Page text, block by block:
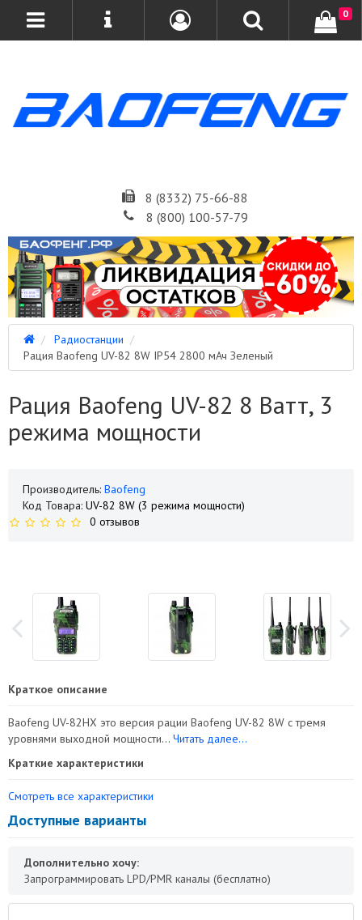
8 (8332) 75-66-88
8 (800) 100-57-79
0
Радиостанции
Рация Baofeng UV-82 8W IP54 2800 мАч Зеленый
Рация Baofeng UV-82 8 Ватт, 3
режима мощности
Производитель: Baofeng
Код Товара: UV-82 8W (3 режима мощности)
0 отзывов
Краткое описание
Baofeng UV-82HX это версия рации Baofeng UV-82 8W с тремя
уровнями выходной мощности... Читать далее...
Краткие характеристики
Смотреть все характеристики
Доступные варианты
Дополнительно хочу:
Запрограммировать LPD/PMR каналы (бесплатно)